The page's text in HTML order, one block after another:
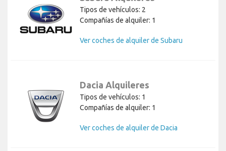
Tipos de vehículos: 2
Compañías de alquiler: 1
Ver coches de alquiler de Subaru
Dacia Alquileres
Tipos de vehículos: 1
Compañías de alquiler: 1
Ver coches de alquiler de Dacia